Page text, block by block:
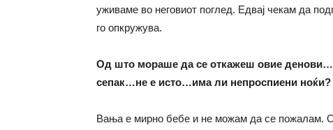
уживаме во неговиот поглед. Едвај чекам да
го опкружува.
Од што мораше да се откажеш овие
сепак…не е исто…има ли непроспиени ноќи?
Вања е мирно бебе и не можам да се пожалам.